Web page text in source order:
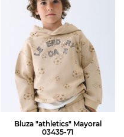
Bluza "athletics" Mayoral
03435-71